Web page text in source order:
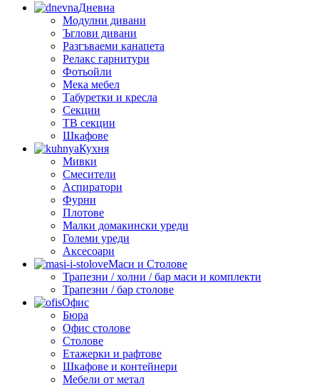
Дневна
Модулни дивани
Ъглови дивани
Разгъваеми канапета
Релакс гарнитури
Фотьойли
Мека мебел
Табуретки и кресла
Секции
ТВ секции
Шкафове
Кухня
Мивки
Смесители
Аспиратори
Фурни
Плотове
Малки домакински уреди
Големи уреди
Аксесоари
Маси и Столове
Трапезни / холни / бар маси и комплекти
Трапезни / бар столове
Офис
Бюра
Офис столове
Столове
Етажерки и рафтове
Шкафове и контейнери
Мебели от метал